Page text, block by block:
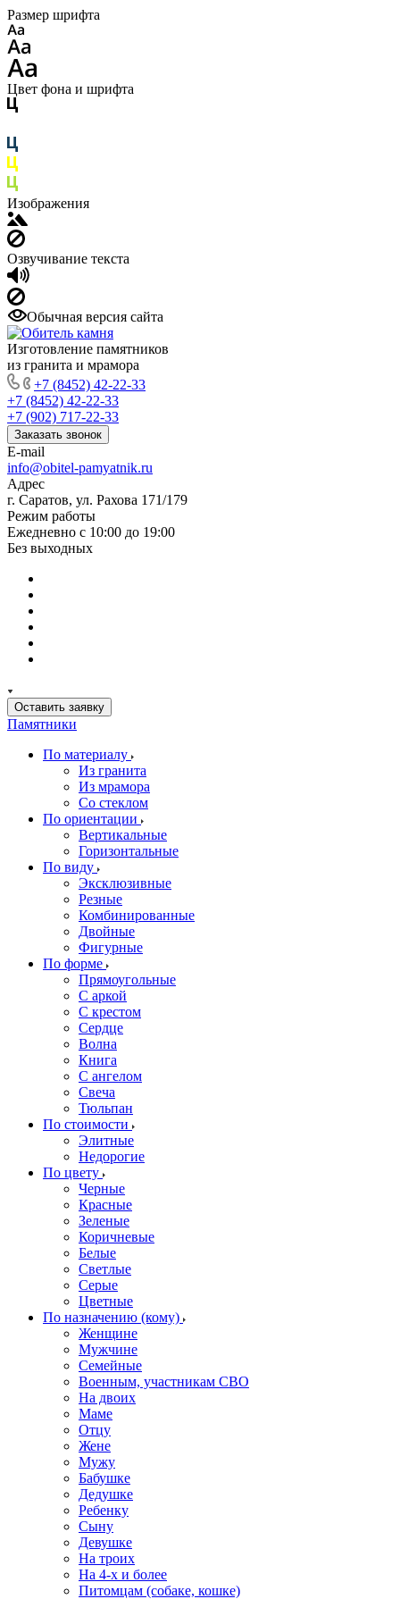
Размер шрифта
Цвет фона и шрифта
Изображения
Озвучивание текста
Обычная версия сайта
Изготовление памятников
из гранита и мрамора
+7 (8452) 42-22-33
+7 (8452) 42-22-33
+7 (902) 717-22-33
Заказать звонок
E-mail
info@obitel-pamyatnik.ru
Адрес
г. Саратов, ул. Рахова 171/179
Режим работы
Ежедневно с 10:00 до 19:00
Без выходных
Оставить заявку
Памятники
По материалу
Из гранита
Из мрамора
Со стеклом
По ориентации
Вертикальные
Горизонтальные
По виду
Эксклюзивные
Резные
Комбинированные
Двойные
Фигурные
По форме
Прямоугольные
С аркой
С крестом
Сердце
Волна
Книга
С ангелом
Свеча
Тюльпан
По стоимости
Элитные
Недорогие
По цвету
Черные
Красные
Зеленые
Коричневые
Белые
Светлые
Серые
Цветные
По назначению (кому)
Женщине
Мужчине
Семейные
Военным, участникам СВО
На двоих
Маме
Отцу
Жене
Мужу
Бабушке
Дедушке
Ребенку
Сыну
Девушке
На троих
На 4-х и более
Питомцам (собаке, кошке)